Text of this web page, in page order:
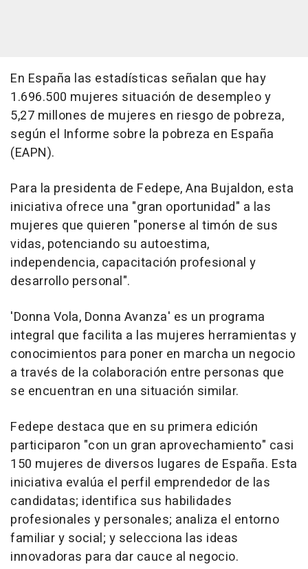
En España las estadísticas señalan que hay
1.696.500 mujeres situación de desempleo y
5,27 millones de mujeres en riesgo de pobreza,
según el Informe sobre la pobreza en España
(EAPN).
Para la presidenta de Fedepe, Ana Bujaldon, esta
iniciativa ofrece una "gran oportunidad" a las
mujeres que quieren "ponerse al timón de sus
vidas, potenciando su autoestima,
independencia, capacitación profesional y
desarrollo personal".
'Donna Vola, Donna Avanza' es un programa
integral que facilita a las mujeres herramientas y
conocimientos para poner en marcha un negocio
a través de la colaboración entre personas que
se encuentran en una situación similar.
Fedepe destaca que en su primera edición
participaron "con un gran aprovechamiento" casi
150 mujeres de diversos lugares de España. Esta
iniciativa evalúa el perfil emprendedor de las
candidatas; identifica sus habilidades
profesionales y personales; analiza el entorno
familiar y social; y selecciona las ideas
innovadoras para dar cauce al negocio.